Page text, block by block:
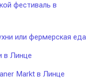
фестиваль в
или фермерская еда
в Линце
Markt в Линце